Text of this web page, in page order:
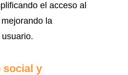
el acceso al
la
social y